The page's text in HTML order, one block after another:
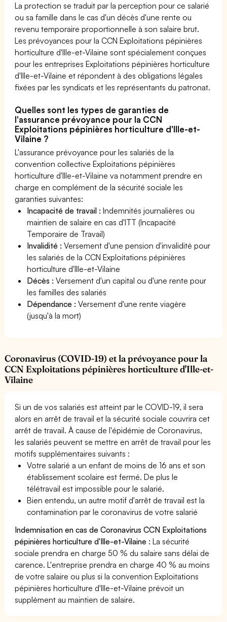
La protection se traduit par la perception pour ce salarié
ou sa famille dans le cas d'un décès d'une rente ou
revenu temporaire proportionnelle à son salaire brut.
Les prévoyances pour la CCN Exploitations pépinières
horticulture d'Ille-et-Vilaine sont spécialement conçues
pour les entreprises Exploitations pépinières horticulture
d'Ille-et-Vilaine et répondent à des obligations légales
fixées par les syndicats et les représentants du patronat.
Quelles sont les types de garanties de
l'assurance prévoyance pour la CCN
Exploitations pépinières horticulture d'Ille-et-
Vilaine ?
L'assurance prévoyance pour les salariés de la
convention collective Exploitations pépinières
horticulture d'Ille-et-Vilaine va notamment prendre en
charge en complément de la sécurité sociale les
garanties suivantes:
Incapacité de travail : Indemnités journalières ou
maintien de salaire en cas d'ITT (Incapacité
Temporaire de Travail)
Invalidité : Versement d'une pension d'invalidité pour
les salariés de la CCN Exploitations pépinières
horticulture d'Ille-et-Vilaine
Décès : Versement d'un capital ou d'une rente pour
les familles des salariés
Dépendance : Versement d'une rente viagère
(jusqu'à la mort)
Coronavirus (COVID-19) et la prévoyance pour la
CCN Exploitations pépinières horticulture d'Ille-et-
Vilaine
Si un de vos salariés est atteint par le COVID-19, il sera
alors en arrêt de travail et la sécurité sociale couvrira cet
arrêt de travail. À cause de l'épidémie de Coronavirus,
les salariés peuvent se mettre en arrêt de travail pour les
motifs supplémentaires suivants :
Votre salarié a un enfant de moins de 16 ans et son
établissement scolaire est fermé. De plus le
télétravail est impossible pour le salarié.
Bien entendu, un autre motif d'arrêt de travail est la
contamination par le coronavirus de votre salarié
Indemnisation en cas de Coronavirus CCN Exploitations
pépinières horticulture d'Ille-et-Vilaine : La sécurité
sociale prendra en charge 50 % du salaire sans délai de
carence. L'entreprise prendra en charge 40 % au moins
de votre salaire ou plus si la convention Exploitations
pépinières horticulture d'Ille-et-Vilaine prévoit un
supplément au maintien de salaire.